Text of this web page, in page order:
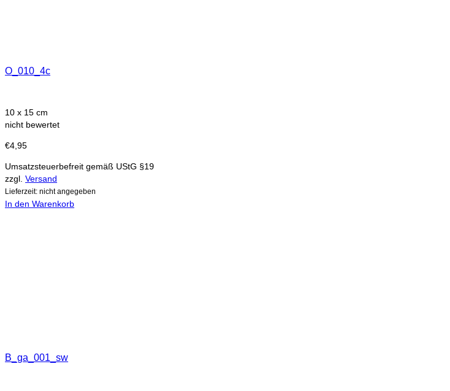
O_010_4c
10 x 15 cm
nicht bewertet
€4,95
Umsatzsteuerbefreit gemäß UStG §19
zzgl. Versand
Lieferzeit: nicht angegeben
In den Warenkorb
B_ga_001_sw